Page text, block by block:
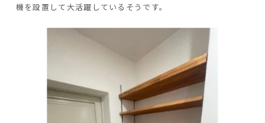
機を設置して大活躍しているそうです。